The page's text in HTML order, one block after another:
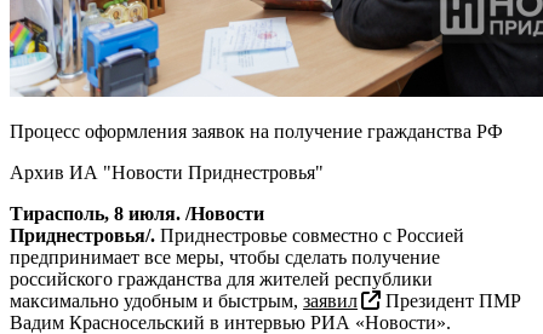
Процесс оформления заявок на получение гражданства РФ
Архив ИА "Новости Приднестровья"
Тирасполь, 8 июля. /Новости
Приднестровья/. Приднестровье совместно с Россией
предпринимает все меры, чтобы сделать получение
российского гражданства для жителей республики
максимально удобным и быстрым, заявил
Президент ПМР
Вадим Красносельский в интервью РИА «Новости».